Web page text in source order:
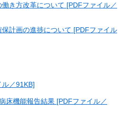
き方改革について [PDFファイル／
保計画の進捗について [PDFファイル
ル／91KB]
床機能報告結果 [PDFファイル／